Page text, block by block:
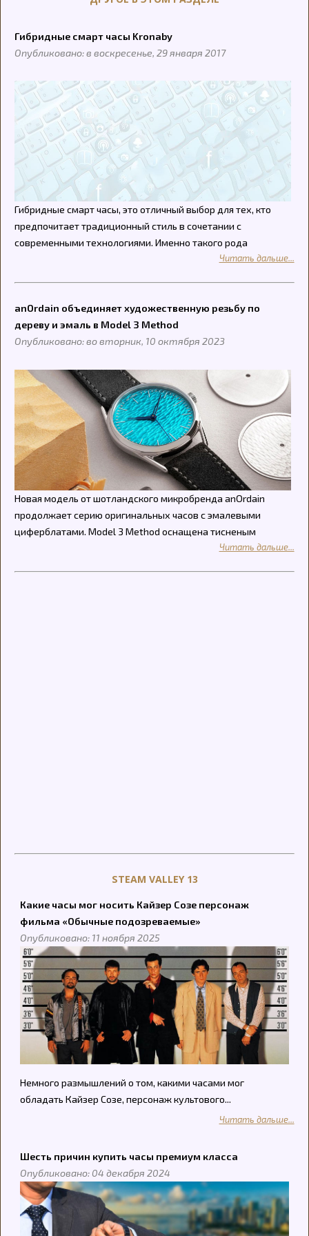
Гибридные смарт часы Kronaby
Опубликовано: в воскресенье, 29 января 2017
Гибридные смарт часы, это отличный выбор для тех, кто
предпочитает традиционный стиль в сочетании с
современными технологиями. Именно такого рода
Читать дальше...
anOrdain объединяет художественную резьбу по
дереву и эмаль в Model 3 Method
Опубликовано: во вторник, 10 октября 2023
Новая модель от шотландского микробренда anOrdain
продолжает серию оригинальных часов с эмалевыми
циферблатами. Model 3 Method оснащена тисненым
Читать дальше...
STEAM VALLEY 13
Какие часы мог носить Кайзер Созе персонаж
фильма «Обычные подозреваемые»
Опубликовано: 11 ноября 2025
Немного размышлений о том, какими часами мог
обладать Кайзер Созе, персонаж культового...
Читать дальше...
Шесть причин купить часы премиум класса
Опубликовано: 04 декабря 2024